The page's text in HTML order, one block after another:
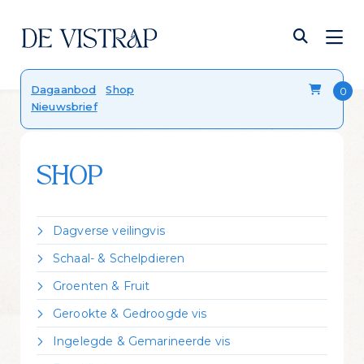
Verser dan vers
Onze viskalender
Blog
Contact
Dagaanbod
Shop
Nieuwsbrief
SHOP
Dagverse veilingvis
Dorade Royal
Forel
Hondshaai
Kabeljauw
Koolvis
Leng
Schaal- & Schelpdieren
Crevettes vannamei gekookt
Garnalen gepeld
Kreeft Canadees levend
Mosselen Zeeuws bodemcultuur
Oester 'Fine de Claire'
Groenten & Fruit
Citroen
Zeekraal
Gerookte & Gedroogde vis
Gerookte forel
Gerookte heilbot
Ingelegde & Gemarineerde vis